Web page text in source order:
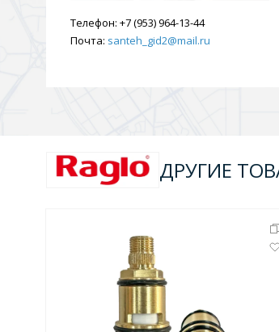
Трапы для
3 категории
Телефон: +7 (953) 964-13-44
Почта: santeh_gid2@mail.ru
ДРУГИЕ